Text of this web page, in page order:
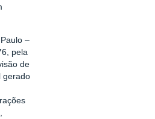
–
pela
de
gerado